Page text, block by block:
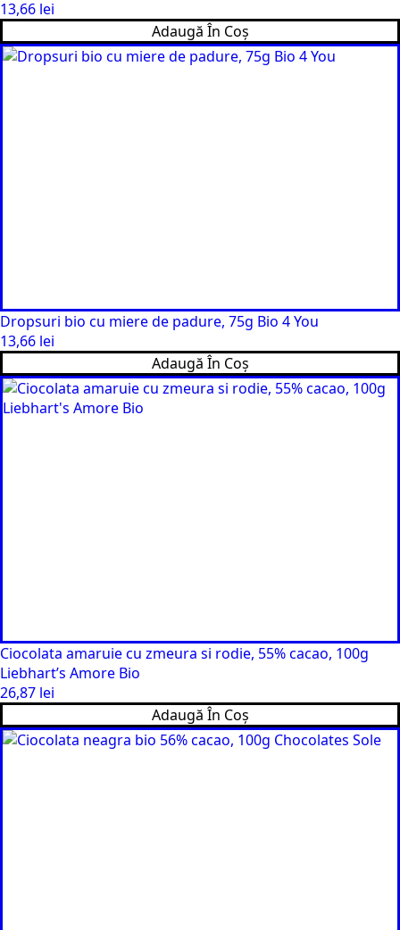
13,66 lei
Adaugă În Coș
Dropsuri bio cu miere de padure, 75g Bio 4 You
13,66 lei
Adaugă În Coș
Ciocolata amaruie cu zmeura si rodie, 55% cacao, 100g
Liebhart’s Amore Bio
26,87 lei
Adaugă În Coș